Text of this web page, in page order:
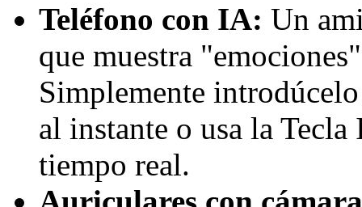
Teléfono con IA: Un
que muestra
Simplemente
al instante o usa la
tiempo real.